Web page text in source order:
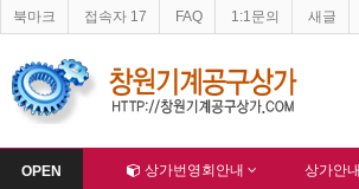
OPEN
북마크 접속자 17 FAQ 1:1문의 새글
이버 등록완료 - 알림 한국종합산업(주) 회원님 가
Home 상가번영회안내 상가안내